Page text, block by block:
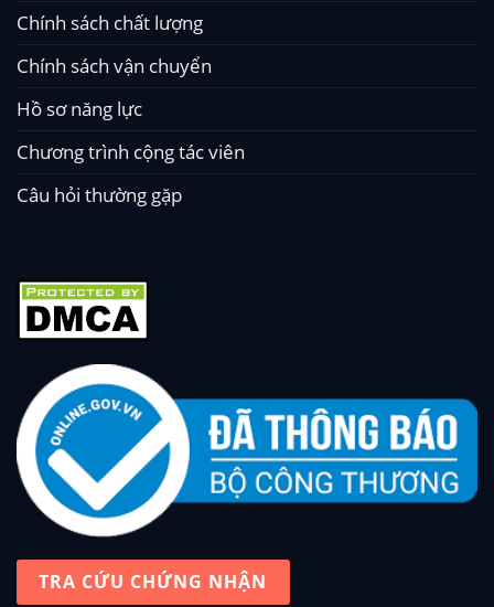
Chính sách chất lượng
Chính sách vận chuyển
Hồ sơ năng lực
Chương trình cộng tác viên
Câu hỏi thường gặp
TRA CỨU CHỨNG NHẬN